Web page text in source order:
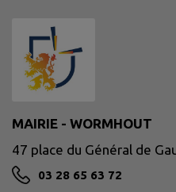
MAIRIE - WORMHOUT
47 place du Général de
03 28 65 63 72